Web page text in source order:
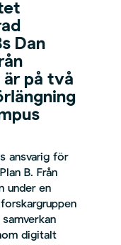
Dan
är på två
ansvarig för
B. Från
under en
digitalt